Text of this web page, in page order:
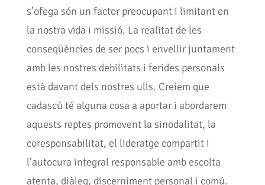
s’ofega són un factor preocupant i limitant en
la nostra vida i missió. La realitat de les
conseqüències de ser pocs i envellir juntament
amb les nostres debilitats i ferides personals
està davant dels nostres ulls. Creiem que
cadascú té alguna cosa a aportar i abordarem
aquests reptes promovent la sinodalitat, la
coresponsabilitat, el lideratge compartit i
l’autocura integral responsable amb escolta
atenta, diàleg, discerniment personal i comú.